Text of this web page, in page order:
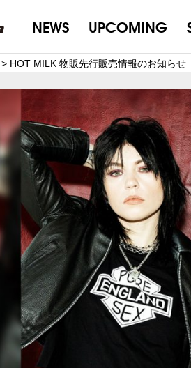
NEWS UPCOMING
> HOT MILK 物販先行販売情報のお知らせ